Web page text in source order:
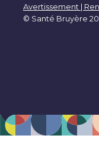
Avertissement |
© Santé Bruyère